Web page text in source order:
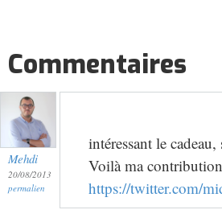
Commentaires
Mehdi
20/08/2013
permalien
intéressant le
Voilà ma
https://twitter.com/